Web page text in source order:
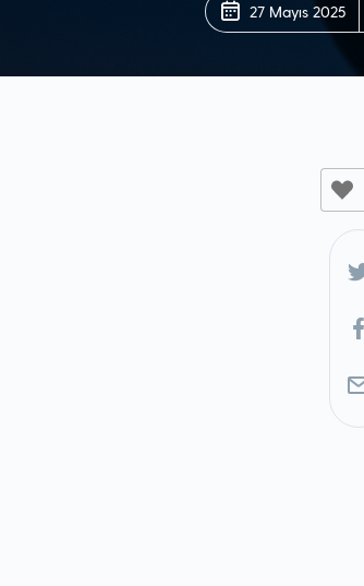
27 Mayıs 2025